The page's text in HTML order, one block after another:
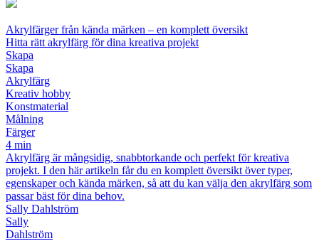
Akrylfärger från kända märken – en komplett översikt
Hitta rätt akrylfärg för dina kreativa projekt
Skapa
Skapa
Akrylfärg
Kreativ hobby
Konstmaterial
Målning
Färger
4 min
Akrylfärg är mångsidig, snabbtorkande och perfekt för kreativa
projekt. I den här artikeln får du en komplett översikt över typer,
egenskaper och kända märken, så att du kan välja den akrylfärg som
passar bäst för dina behov.
Sally Dahlström
Sally
Dahlström